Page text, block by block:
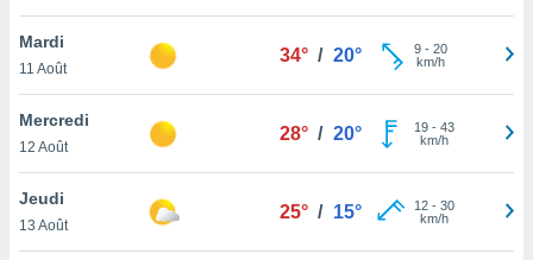
le
ainsi
un
la
du
Mardi
11 Août
34° / 20° 9- 20
km/h
Mercredi
12 Août
28° / 20° 19- 43
km/h
Jeudi
13 Août
25° / 15° 12- 30
km/h